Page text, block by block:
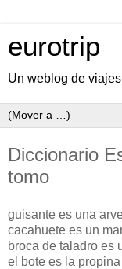
eurotrip
Un weblog de
Diccionario
tomo
guisante es una
cacahuete es un
broca de taladro es
el bote es la